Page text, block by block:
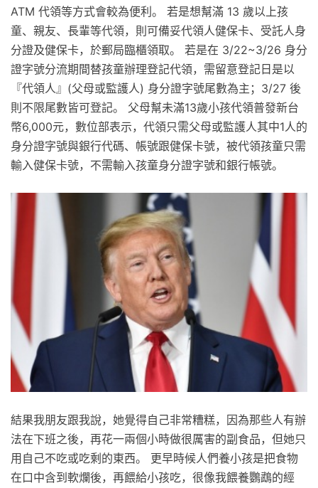
ATM 代領等方式會較為便利。 若是想幫滿 13 歲以上孩
童、親友、長輩等代領，則可備妥代領人健保卡、受託人身
分證及健保卡，於郵局臨櫃領取。 若是在 3/22~3/26 身分
證字號分流期間替孩童辦理登記代領，需留意登記日是以
『代領人』(父母或監護人) 身分證字號尾數為主；3/27 後
則不限尾數皆可登記。 父母幫未滿13歲小孩代領普發新台
幣6,000元，數位部表示，代領只需父母或監護人其中1人的
身分證字號與銀行代碼、帳號跟健保卡號，被代領孩童只需
輸入健保卡號，不需輸入孩童身分證字號和銀行帳號。
結果我朋友跟我說，她覺得自己非常糟糕，因為那些人有辦
法在下班之後，再花一兩個小時做很厲害的副食品，但她只
用自己不吃或吃剩的東西。 更早時候人們養小孩是把食物
在口中含到軟爛後，再餵給小孩吃，很像我餵養鸚鵡的經